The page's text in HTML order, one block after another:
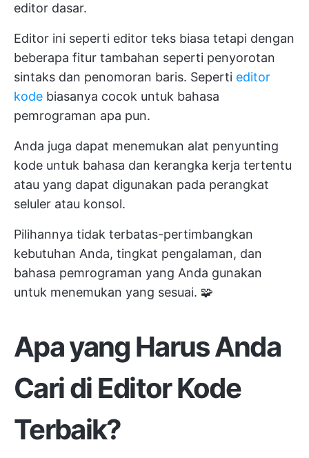
editor dasar.
Editor ini seperti editor teks biasa tetapi dengan
beberapa fitur tambahan seperti penyorotan
sintaks dan penomoran baris. Seperti editor
kode biasanya cocok untuk bahasa
pemrograman apa pun.
Anda juga dapat menemukan alat penyunting
kode untuk bahasa dan kerangka kerja tertentu
atau yang dapat digunakan pada perangkat
seluler atau konsol.
Pilihannya tidak terbatas-pertimbangkan
kebutuhan Anda, tingkat pengalaman, dan
bahasa pemrograman yang Anda gunakan
untuk menemukan yang sesuai. 🧩
Apa yang Harus Anda
Cari di Editor Kode
Terbaik?